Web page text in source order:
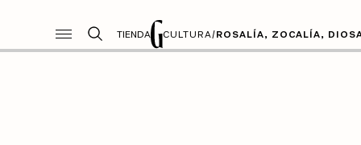
TIENDA CULTURA/ROSALÍA, ZOCALÍA,